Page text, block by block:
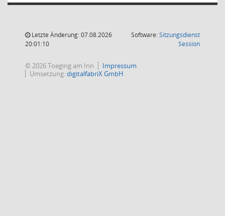
Letzte Änderung: 07.08.2026
20:01:10
Software:Sitzungsdienst
Session(Wird in
© 2026 Toeging am Inn
Impressum
Umsetzung:digitalfabriX GmbH